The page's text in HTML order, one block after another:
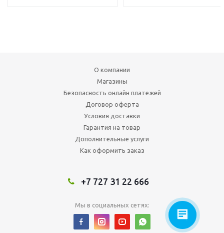
О компании
Магазины
Безопасность онлайн платежей
Договор оферта
Условия доставки
Гарантия на товар
Дополнительные услуги
Как оформить заказ
+7 727 31 22 666
Мы в социальных сетях: